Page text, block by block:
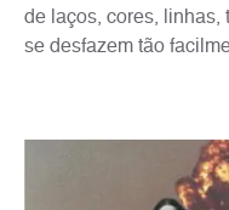
de laços, cores, linhas,
se desfazem tão